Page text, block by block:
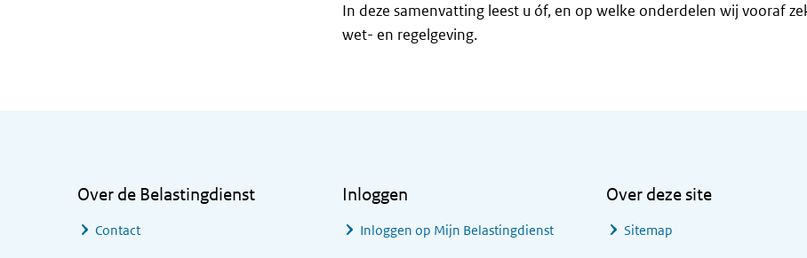
In deze samenvatting leest u óf, en op welke onderdelen wij vooraf
wet- en regelgeving.
Over de Belastingdienst
Contact
Inloggen
Inloggen op Mijn Belastingdienst
Over deze site
Sitemap